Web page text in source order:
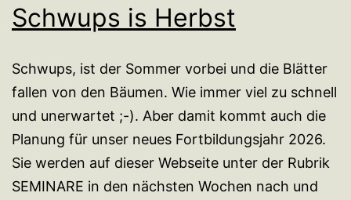
Schwups is Herbst
Schwups, ist der Sommer vorbei und die Blätter
fallen von den Bäumen. Wie immer viel zu schnell
und unerwartet ;-). Aber damit kommt auch die
Planung für unser neues Fortbildungsjahr 2026.
Sie werden auf dieser Webseite unter der Rubrik
SEMINARE in den nächsten Wochen nach und